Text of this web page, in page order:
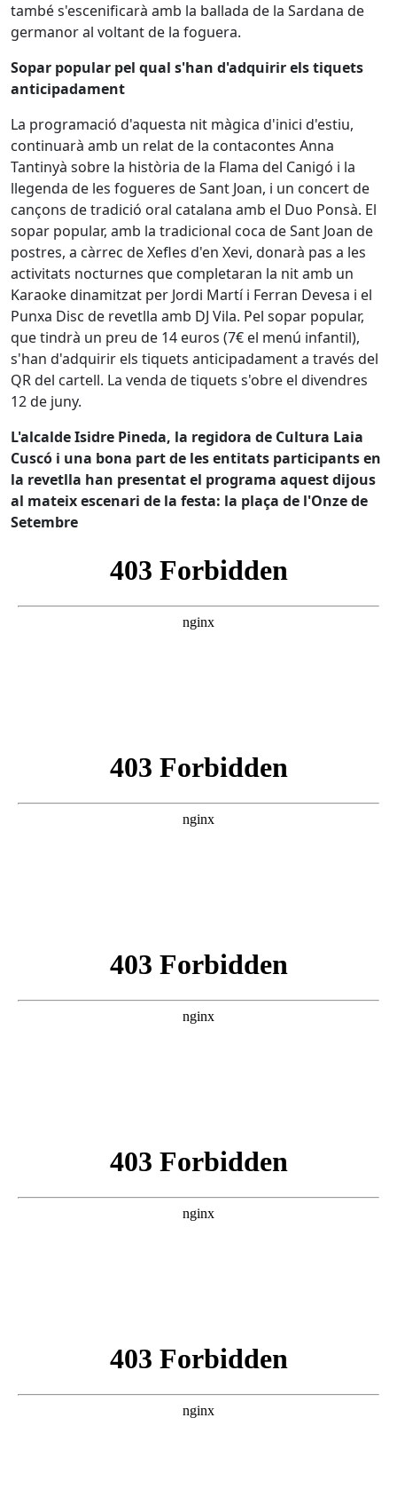
també s'escenificarà amb la ballada de la Sardana de
germanor al voltant de la foguera.
Sopar popular pel qual s'han d'adquirir els tiquets
anticipadament
La programació d'aquesta nit màgica d'inici d'estiu,
continuarà amb un relat de la contacontes Anna
Tantinyà sobre la història de la Flama del Canigó i la
llegenda de les fogueres de Sant Joan, i un concert de
cançons de tradició oral catalana amb el Duo Ponsà. El
sopar popular, amb la tradicional coca de Sant Joan de
postres, a càrrec de Xefles d'en Xevi, donarà pas a les
activitats nocturnes que completaran la nit amb un
Karaoke dinamitzat per Jordi Martí i Ferran Devesa i el
Punxa Disc de revetlla amb DJ Vila. Pel sopar popular,
que tindrà un preu de 14 euros (7€ el menú infantil),
s'han d'adquirir els tiquets anticipadament a través del
QR del cartell. La venda de tiquets s'obre el divendres
12 de juny.
L'alcalde Isidre Pineda, la regidora de Cultura Laia
Cuscó i una bona part de les entitats participants en
la revetlla han presentat el programa aquest dijous
al mateix escenari de la festa: la plaça de l'Onze de
Setembre